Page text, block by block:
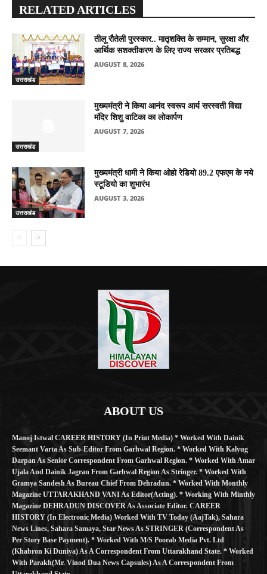
RELATED ARTICLES
उत्तराखंड
तीलू रौतेली पुरस्कार.. मातृशक्ति के सम्मान, सुरक्षा और
आर्थिक सशक्तीकरण के लिए राज्य सरकार प्रतिबद्ध
AUGUST 8, 2026
उत्तराखंड
मुख्यमंत्री ने किया आनंद स्वरूप आर्य सरस्वती विद्या
मंदिर शिशु वाटिका का लोकार्पण
AUGUST 7, 2026
उत्तराखंड
मुख्यमंत्री धामी ने किया ओहो रेडियो 89.2 एफएम के नये
स्टूडियो का शुभारंभ
AUGUST 3, 2026
ABOUT US
Manoj Istwal CAREER HISTORY (in Print Media) * Worked With Dainik
Seemant Varta As Sub-Editor From Garhwal Region. * Worked With Kalyug
Darpan As Senior Correspondent From Garhwal Region. * Worked With Amar
Ujala And Dainik Jagran From Garhwal Region As Stringer. * Worked With
Gramya Sandesh As Bureau Chief From Dehradun. * Worked With Monthly
Magazine UTTARAKHAND VANI As Editor(Acting). * Working With Minthly
Magazine DEHRADUN DISCOVER As Associate Editor. CAREER
HISTORY (in Electronic Media) Worked With TV Today (AajTak), Sahara
News Lines, Sahara Samaya, Star News As STRINGER (Correspondent As
Per Story Base Payment). * Worked With M/S Poorab Media Pvt. Ltd
(Khabron Ki Duniya) As A Correspondent From Uttarakhand State. * Worked
With Parakh(Mr. Vinod Dua News Capsules) As A Correspondent From